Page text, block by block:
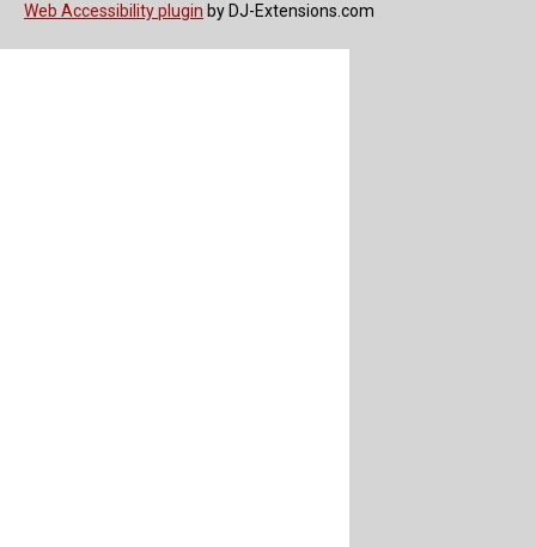
Web Accessibility plugin by DJ-Extensions.com